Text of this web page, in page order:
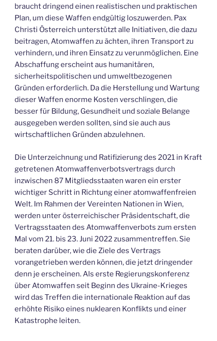
braucht dringend einen realistischen und praktischen
Plan, um diese Waffen endgültig loszuwerden. Pax
Christi Österreich unterstützt alle Initiativen, die dazu
beitragen, Atomwaffen zu ächten, ihren Transport zu
verhindern, und ihren Einsatz zu verunmöglichen. Eine
Abschaffung erscheint aus humanitären,
sicherheitspolitischen und umweltbezogenen
Gründen erforderlich. Da die Herstellung und Wartung
dieser Waffen enorme Kosten verschlingen, die
besser für Bildung, Gesundheit und soziale Belange
ausgegeben werden sollten, sind sie auch aus
wirtschaftlichen Gründen abzulehnen.
Die Unterzeichnung und Ratifizierung des 2021 in Kraft
getretenen Atomwaffenverbotsvertrags durch
inzwischen 87 Mitgliedsstaaten waren ein erster
wichtiger Schritt in Richtung einer atomwaffenfreien
Welt. Im Rahmen der Vereinten Nationen in Wien,
werden unter österreichischer Präsidentschaft, die
Vertragsstaaten des Atomwaffenverbots zum ersten
Mal vom 21. bis 23. Juni 2022 zusammentreffen. Sie
beraten darüber, wie die Ziele des Vertrags
vorangetrieben werden können, die jetzt dringender
denn je erscheinen. Als erste Regierungskonferenz
über Atomwaffen seit Beginn des Ukraine-Krieges
wird das Treffen die internationale Reaktion auf das
erhöhte Risiko eines nuklearen Konflikts und einer
Katastrophe leiten.